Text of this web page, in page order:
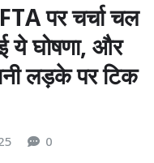
पर चर्चा चल
ये घोषणा, और
लड़के पर टिक
0